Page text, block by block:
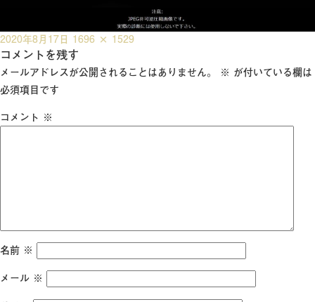
投
稿
日:
2020年8月17日 フ
ル
サ
1696 × 1529
コメントを残す
メールアドレスが公開されることはありません。 ※ が付いている欄は
必須項目です
コメント ※
名前 ※
メール ※